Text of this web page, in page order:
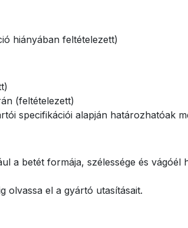
hiányában feltételezett)
(feltételezett)
specifikációi alapján határozhatóak
a betét formája, szélessége és vágóél
olvassa el a gyártó utasításait.